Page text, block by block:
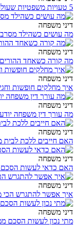
5 טעויות משפטיות שעולות למשפחות ישראליות ביוקר
דיני משפחה
מה עושים כשהילד
דיני משפחה
מה קורה כשאחד
דיני משפחה
איך מחלקים חופשות
דיני משפחה
מה עורך דין משפחה
דיני משפחה
האם חייבים ללכת
דיני משפחה
האם כדאי לעשות הסכם
דיני משפחה
איך אפשר להתגרש הכי
דיני משפחה
מתי נכון לעשות הסכם